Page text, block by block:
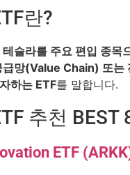
란?
테슬라를 주요 편입 종목
급망(Value Chain) 또는
하는 ETF를 말합니다.
추천 BEST
ETF